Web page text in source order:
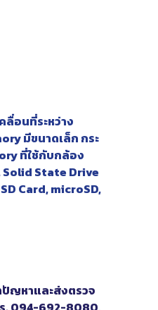
อนที่ระหว่าง
มีขนาดเล็ก กระ
ที่ใช้กับกล้อง
Solid State Drive
Card, microSD,
ปัญหาและส่งตรวจ